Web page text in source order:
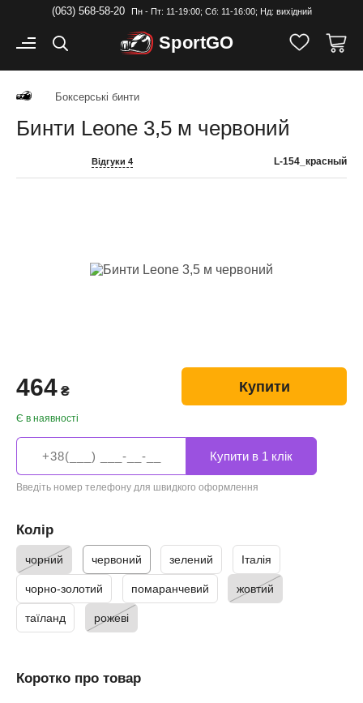
(063) 568-58-20 Пн - Пт: 11-19:00; Cб: 11-16:00; Нд: вихідний
SportGO
Боксерські бинти
Бинти Leone 3,5 м червоний
Відгуки 4 L-154_красный
464 ₴
Є в наявності
Купити
Введіть номер телефону для швидкого оформлення
Колір
чорний червоний зелений Італія
чорно-золотий помаранчевий жовтий
таїланд рожеві
Коротко про товар